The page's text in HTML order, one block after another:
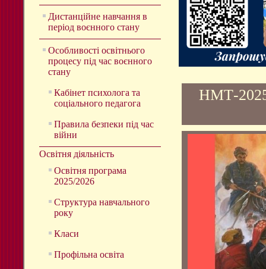
Дистанційне навчання в
період воєнного стану
Особливості освітнього
процесу під час воєнного
стану
Кабінет психолога та
соціального педагога
Правила безпеки під час
війни
Освітня діяльність
Освітня програма
2025/2026
Структура навчального
року
Класи
Профільна освіта
НМТ-2025: